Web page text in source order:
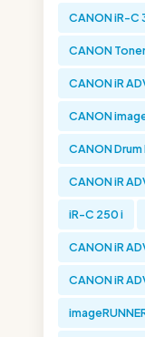
CANON iR-C
CANON
CANON iR
CANON
CANON
CANON iR
iR-C 250 i
CANON iR
CANON iR